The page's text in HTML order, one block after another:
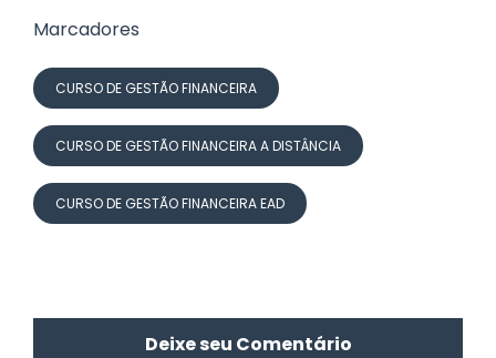
Marcadores
CURSO DE GESTÃO FINANCEIRA
CURSO DE GESTÃO FINANCEIRA A DISTÂNCIA
CURSO DE GESTÃO FINANCEIRA EAD
Deixe seu Comentário